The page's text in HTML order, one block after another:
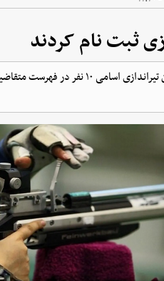
با پایان یافتن مهلت ثبت نام برای کاندیداهای پست ریاست فدراسیون